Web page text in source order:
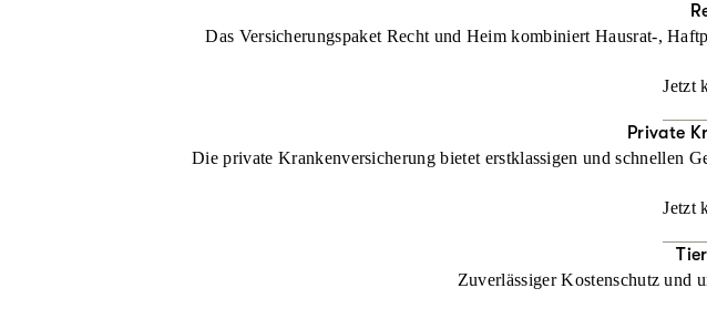
Das Versicherungspaket Recht und Heim kombiniert Hausrat-,
Jetzt
Private
Die private Krankenversicherung bietet erstklassigen und schnellen
Jetzt
Zuverlässiger Kostenschutz und